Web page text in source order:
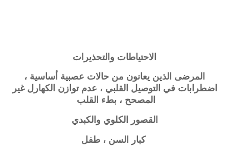
الاحتياطات والتحذيرات
المرضى الذين يعانون من حالات عصبية أساسية ،
اضطرابات في التوصيل القلبي ، عدم توازن الكهارل غير
المصحح ، بطء القلب
القصور الكلوي والكبدي
كبار السن ، طفل